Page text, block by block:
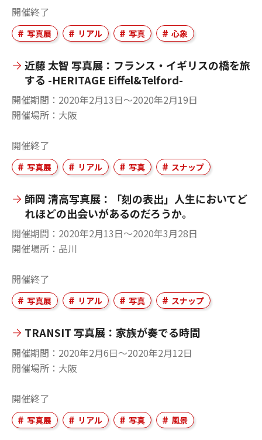
開催終了
写真展 リアル 写真 心象
近藤 太智 写真展：フランス・イギリスの橋を旅
する -HERITAGE Eiffel&Telford-
開催期間
2020年2月13日〜2020年2月19日
開催場所
大阪
開催終了
写真展 リアル 写真 スナップ
師岡 清高写真展：「刻の表出」人生においてど
れほどの出会いがあるのだろうか。
開催期間
2020年2月13日〜2020年3月28日
開催場所
品川
開催終了
写真展 リアル 写真 スナップ
TRANSIT 写真展：家族が奏でる時間
開催期間
2020年2月6日〜2020年2月12日
開催場所
大阪
開催終了
写真展 リアル 写真 風景